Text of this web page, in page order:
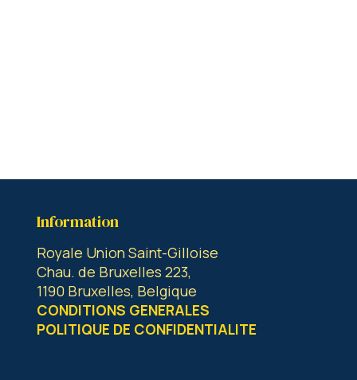
Information
Royale Union Saint-Gilloise
Chau. de Bruxelles 223,
1190 Bruxelles, Belgique
CONDITIONS GENERALES
POLITIQUE DE CONFIDENTIALITE